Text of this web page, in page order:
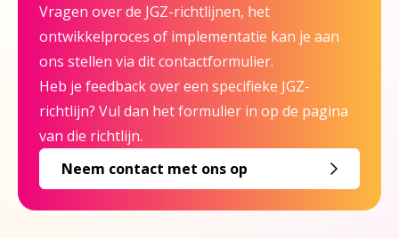
Vragen over de JGZ-richtlijnen, het
ontwikkelproces of implementatie kan je aan
ons stellen via dit contactformulier.
Heb je feedback over een specifieke JGZ-
richtlijn? Vul dan het formulier in op de pagina
van die richtlijn.
Neem contact met ons op